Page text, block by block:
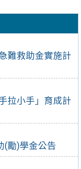
難救助金實施計
拉小手」育成計
(勵)學金公告